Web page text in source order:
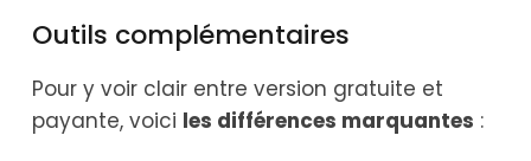
Outils complémentaires
Pour y voir clair entre version gratuite et
payante, voici les différences marquantes :